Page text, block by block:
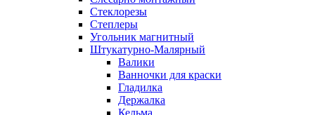
Стеклорезы
Степлеры
Угольник магнитный
Штукатурно-Малярный
Валики
Ванночки для краски
Гладилка
Держалка
Кельма